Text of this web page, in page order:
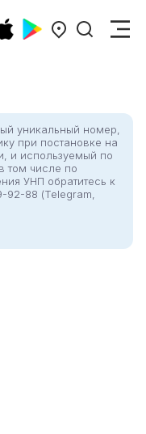
уникальный номер,
при постановке на
и используемый по
том числе по
УНП обратитесь к
92-88 (Telegram,